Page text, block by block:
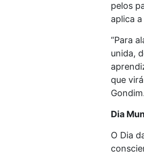
pelos
aplica
“Para
unida,
que
Dia
O Dia